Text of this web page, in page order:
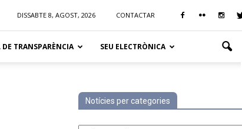
DISSABTE 8, AGOST, 2026 CONTACTAR
DE TRANSPARÈNCIA SEU ELECTRÒNICA
Notícies per categories
Notícies